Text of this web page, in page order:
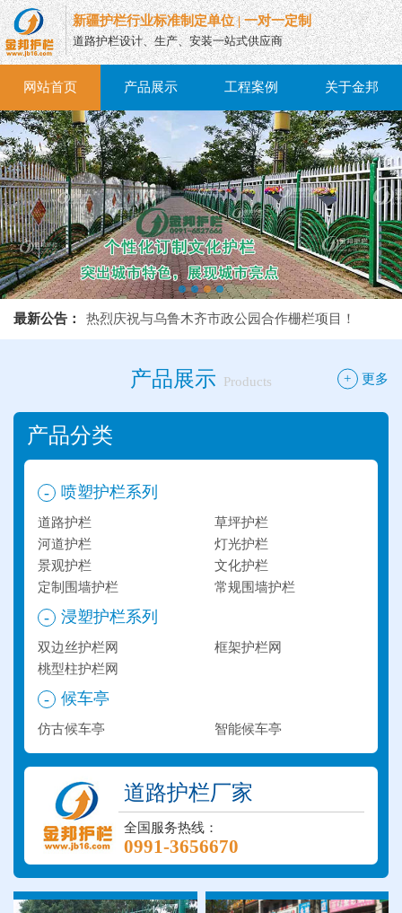
新疆护栏行业标准制定单位 | 一对一定制
道路护栏设计、生产、安装一站式供应商
网站首页 产品展示 工程案例 关于金邦
最新公告：
热烈庆祝与乌鲁木齐市政公园合作栅栏项目！
热烈庆祝与乌鲁木齐市政公园合作栅栏项目！
+
更多
产品展示 Products
产品分类
- 喷塑护栏系列
道路护栏
草坪护栏
河道护栏
灯光护栏
景观护栏
文化护栏
定制围墙护栏
常规围墙护栏
- 浸塑护栏系列
双边丝护栏网
框架护栏网
桃型柱护栏网
- 候车亭
仿古候车亭 智能候车亭
道路护栏厂家
全国服务热线：
0991-3656670